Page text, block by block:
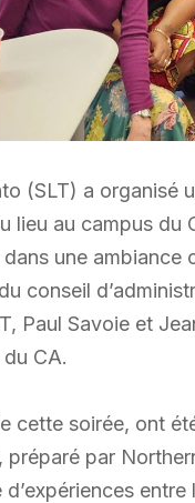
(SLT) a organisé
lieu au campus
une
conseil
Paul Savoie et
CA.
cette soirée, ont
préparé par